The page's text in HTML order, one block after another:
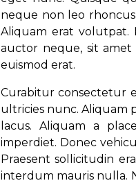
neque non leo
Aliquam erat volutpat.
auctor neque, sit
euismod erat.
Curabitur consectetur
ultricies nunc. Aliquam
lacus. Aliquam a
imperdiet. Donec
Praesent sollicitudin
interdum mauris nulla.